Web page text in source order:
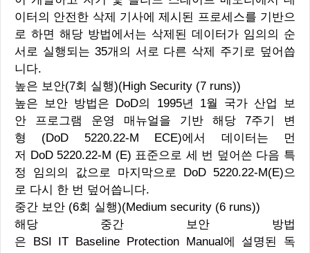
이터의 안전한 삭제 기사에 제시된 프로세스를 기반으
로 하면 해당 방법에서는 삭제된 데이터가 임의의 순
서로 실행되는 35개의 서로 다른 삭제 주기로 덮어씁
니다.
높은 보안(7회 실행)(High Security (7 runs))
높은 보안 방법은 DoD의 1995년 1월 국가 산업 보
안 프로그램 운영 매뉴얼을 기반 해당 7주기 변
형 (DoD 5220.22-M ECE)에서 데이터는 먼
저 DoD 5220.22-M (E) 표준으로 세 번 덮어쓴 다음 특
정 임의의 값으로 마지막으로 DoD 5220.22-M(E)으
로 다시 한 번 덮어씁니다.
중간 보안 (6회 실행)(Medium security (6 runs))
해당 중간 보안 방법
은 BSI IT Baseline Protection Manual에 설명된 독